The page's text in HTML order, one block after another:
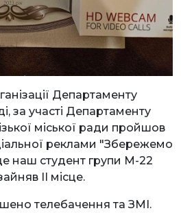
Департаменту
за участі Департаменту
міської ради пройшов
реклами "Збережемо
наш студент групи М-22
ІІ місце.
телебачення та ЗМІ.